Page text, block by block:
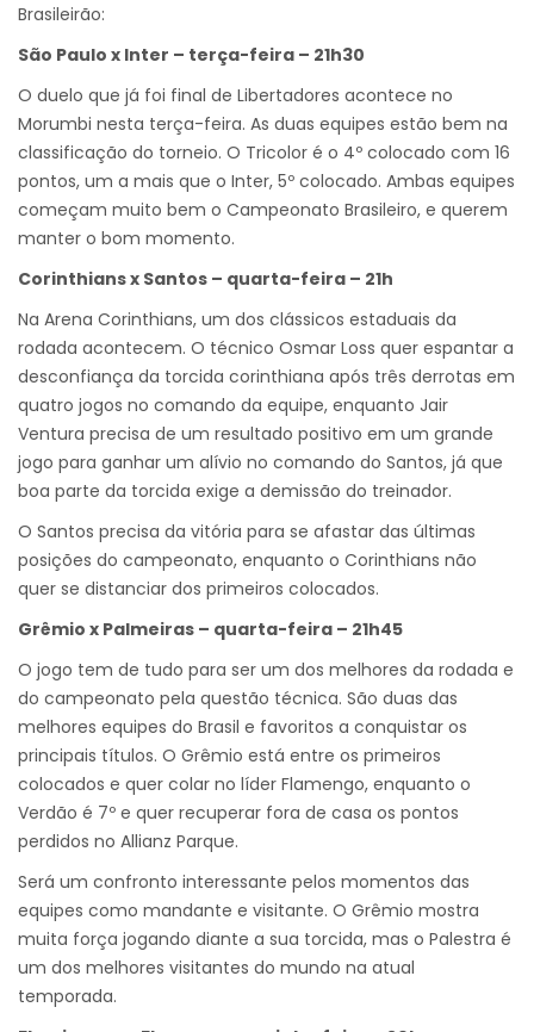
Brasileirão:
São Paulo x Inter – terça-feira – 21h30
O duelo que já foi final de Libertadores acontece no
Morumbi nesta terça-feira. As duas equipes estão bem na
classificação do torneio. O Tricolor é o 4º colocado com 16
pontos, um a mais que o Inter, 5º colocado. Ambas equipes
começam muito bem o Campeonato Brasileiro, e querem
manter o bom momento.
Corinthians x Santos – quarta-feira – 21h
Na Arena Corinthians, um dos clássicos estaduais da
rodada acontecem. O técnico Osmar Loss quer espantar a
desconfiança da torcida corinthiana após três derrotas em
quatro jogos no comando da equipe, enquanto Jair
Ventura precisa de um resultado positivo em um grande
jogo para ganhar um alívio no comando do Santos, já que
boa parte da torcida exige a demissão do treinador.
O Santos precisa da vitória para se afastar das últimas
posições do campeonato, enquanto o Corinthians não
quer se distanciar dos primeiros colocados.
Grêmio x Palmeiras – quarta-feira – 21h45
O jogo tem de tudo para ser um dos melhores da rodada e
do campeonato pela questão técnica. São duas das
melhores equipes do Brasil e favoritos a conquistar os
principais títulos. O Grêmio está entre os primeiros
colocados e quer colar no líder Flamengo, enquanto o
Verdão é 7º e quer recuperar fora de casa os pontos
perdidos no Allianz Parque.
Será um confronto interessante pelos momentos das
equipes como mandante e visitante. O Grêmio mostra
muita força jogando diante a sua torcida, mas o Palestra é
um dos melhores visitantes do mundo na atual
temporada.